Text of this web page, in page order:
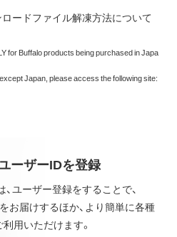
本機能が有効化されますので、
能を無効にする方法」に従って
。
作権法その他の無体財産権に関
契約に規定される条件のもとで
り、販売されるものではなく、
のとします。
は、購入商品またはその添付ソ
用することのみとします。
ードファイル解凍方法について
for Buffalo products being purchased in Japa
Japan, please access the following site:
ーザーIDを登録
ユーザー登録をすることで、
お届けするほか、より簡単に各種
用いただけます。